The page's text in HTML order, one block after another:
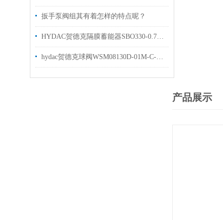
扳手泵阀组其有着怎样的特点呢？
HYDAC贺德克隔膜蓄能器SBO330-0.75E1-112U现货
hydac贺德克球阀WSM08130D-01M-C-N现货
产品展示